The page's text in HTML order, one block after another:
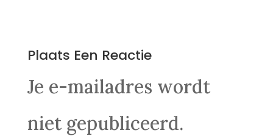
Plaats Een Reactie
Je e-mailadres wordt
niet gepubliceerd.